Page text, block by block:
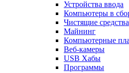
Устройства ввода
Компьютеры в
Чистящие средства
Майнинг
Компьютерные
Веб-камеры
USB Хабы
Программы